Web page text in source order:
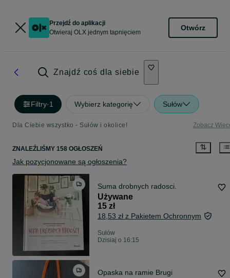
Przejdź do aplikacji
Otwieraj OLX jednym tapnięciem
Otwórz
Znajdź coś dla siebie
Filtry·1 Wybierz kategorię Sułów
Dla Ciebie wszystko - Sułów i okolice! Zobacz
ZNALEŹLIŚMY 158 OGŁOSZEŃ
Jak pozycjonowane są ogłoszenia?
Suma drobnych radosci.
Używane
15 zł
18,53 zł z Pakietem Ochronnym
Sułów
Dzisiaj o 16:15
Opaska na ramie Brugi